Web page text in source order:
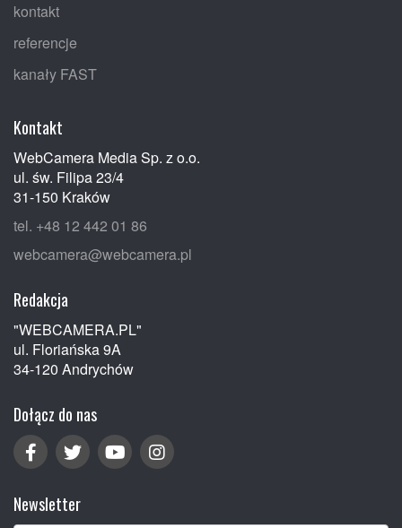
kontakt
referencje
kanały FAST
Kontakt
WebCamera Media Sp. z o.o.
ul. św. Filipa 23/4
31-150 Kraków
tel. +48 12 442 01 86
webcamera@webcamera.pl
Redakcja
"WEBCAMERA.PL"
ul. Floriańska 9A
34-120 Andrychów
Dołącz do nas
Newsletter